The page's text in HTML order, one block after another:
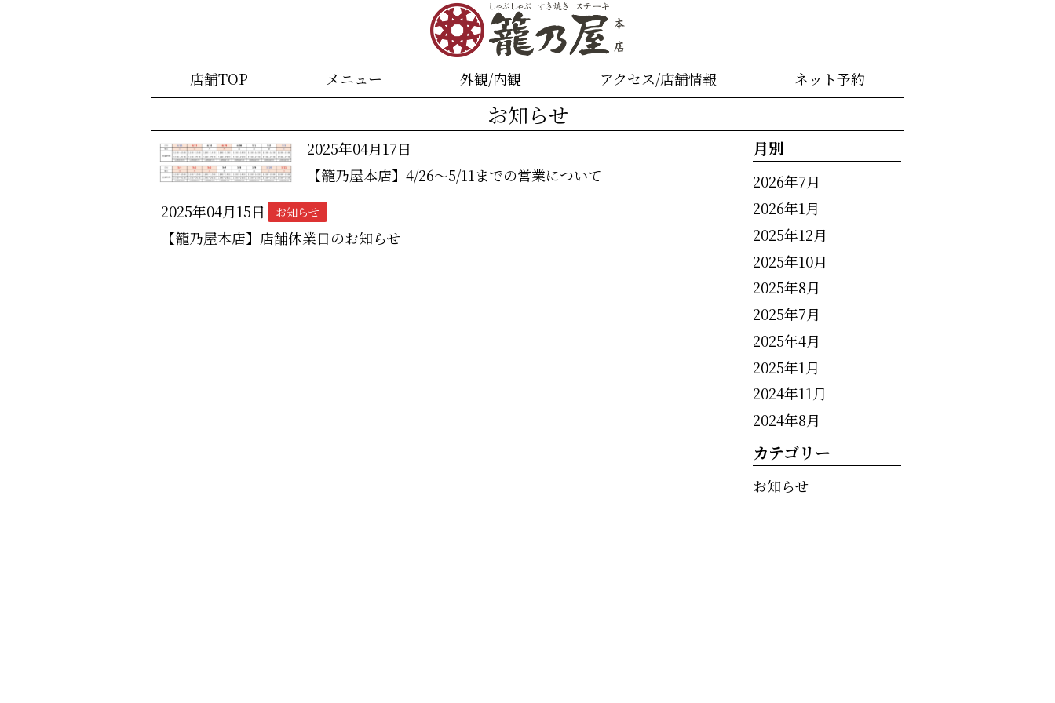
店舗TOP メニュー 外観/内観 アクセス/店舗情報 ネット予約
お知らせ
2025年04月17日
【籠乃屋本店】4/26～5/11までの営業について
2025年04月15日
お知らせ
【籠乃屋本店】店舗休業日のお知らせ
月別
2026年7月
2026年1月
2025年12月
2025年10月
2025年8月
2025年7月
2025年4月
2025年1月
2024年11月
2024年8月
カテゴリー
お知らせ